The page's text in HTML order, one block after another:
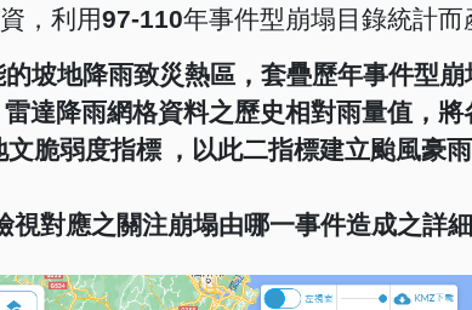
，利用97-110年事件型崩塌目錄統計而
坡地降雨致災熱區，套疊歷年事件型
雷達降雨網格資料之歷史相對雨量值，
文脆弱度指標
，以此二指標建立颱風豪
對應之關注崩塌由哪一事件造成之詳細